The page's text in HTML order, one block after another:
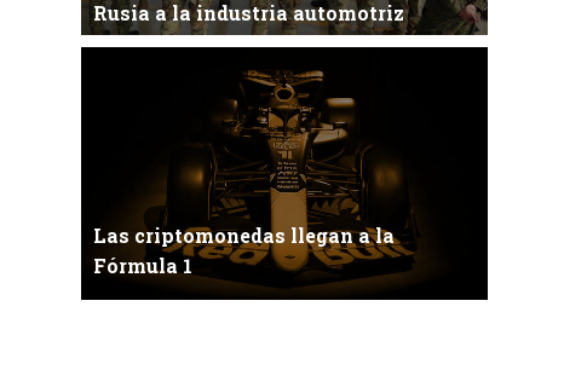
Rusia a la industria automotriz
La industria automotriz peligra en Europa. La
inevitable guerra ha estallado entre estos d...
Las criptomonedas llegan a la
Fórmula 1